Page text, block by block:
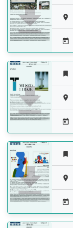
 








